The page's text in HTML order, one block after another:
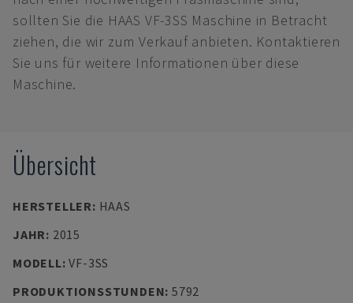
sollten Sie die HAAS VF-3SS Maschine in Betracht
ziehen, die wir zum Verkauf anbieten. Kontaktieren
Sie uns für weitere Informationen über diese
Maschine.
Übersicht
HERSTELLER: HAAS
JAHR: 2015
MODELL:VF-3SS
PRODUKTIONSSTUNDEN: 5792